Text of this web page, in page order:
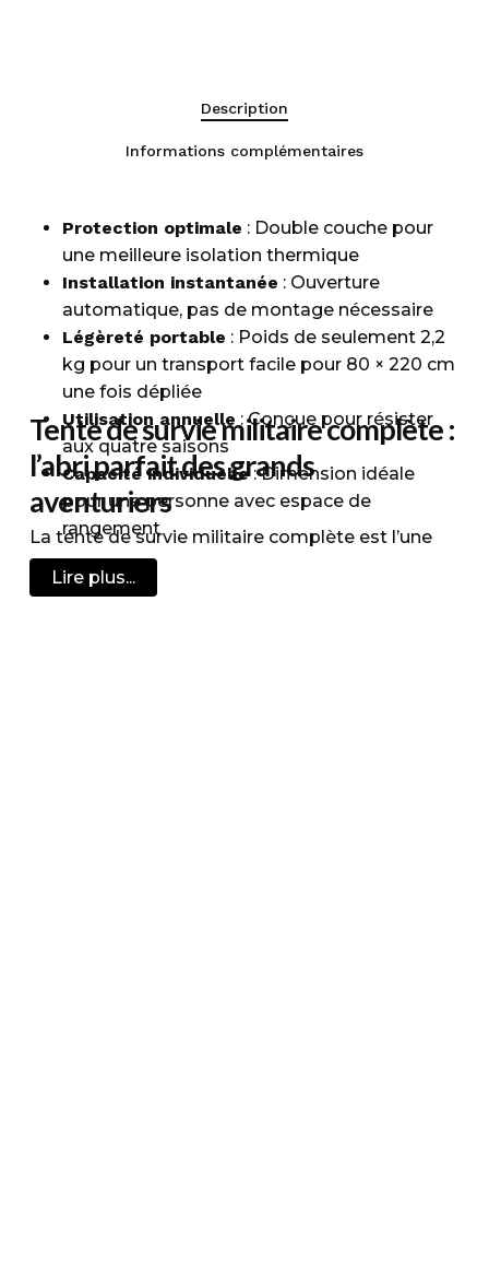
Description
Informations complémentaires
Protection optimale : Double couche pour
une meilleure isolation thermique
Installation instantanée : Ouverture
automatique, pas de montage nécessaire
Légèreté portable : Poids de seulement 2,2
kg pour un transport facile pour 80 × 220 cm
une fois dépliée
Utilisation annuelle : Conçue pour résister
aux quatre saisons
Capacité individuelle: Dimension idéale
pour une personne avec espace de
rangement
Tente de survie militaire complète :
l’abri parfait des grands
aventuriers
La tente de survie militaire complète est l’une
des meilleures tentes à posséder pour profiter
d’une grande praticité et d’un abri parfait en
Lire plus...